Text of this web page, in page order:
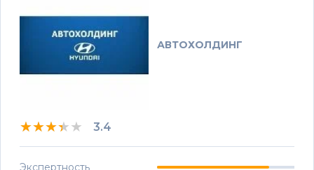
АВТОХОЛДИНГ
★★★★★
★★★★★
★★★★★ 3.4
Экспертность